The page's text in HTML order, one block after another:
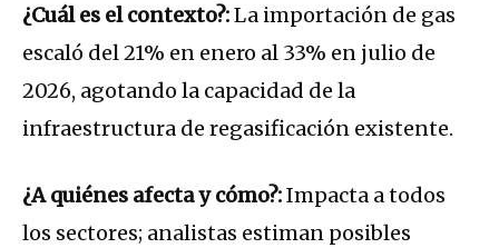
¿Cuál es el contexto?:La importación de gas
escaló del 21% en enero al 33% en julio de
2026, agotando la capacidad de la
infraestructura de regasificación existente.
¿A quiénes afecta y cómo?:Impacta a todos
los sectores; analistas estiman posibles